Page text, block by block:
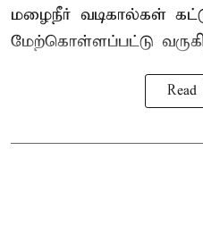
மழைநீர் வடிகால்கள்
மேற்கொள்ளப்பட்டு
Read